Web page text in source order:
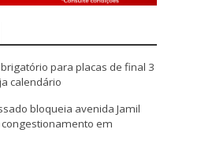
para placas de final 3
calendário
bloqueia avenida Jamil
congestionamento em